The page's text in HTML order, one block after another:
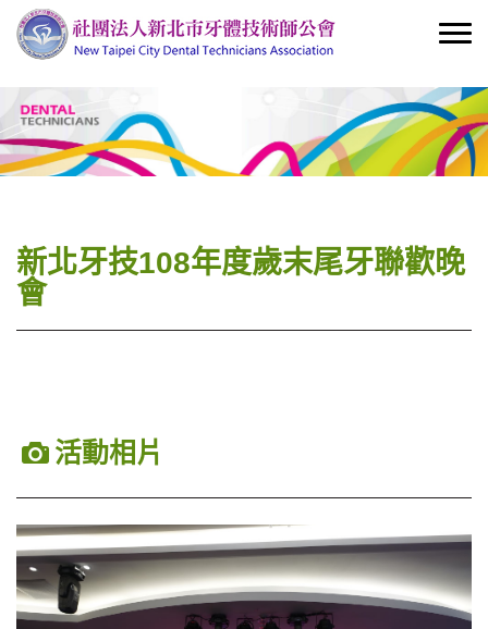
新北牙技108年度歲末尾牙聯歡晚
會
活動相片